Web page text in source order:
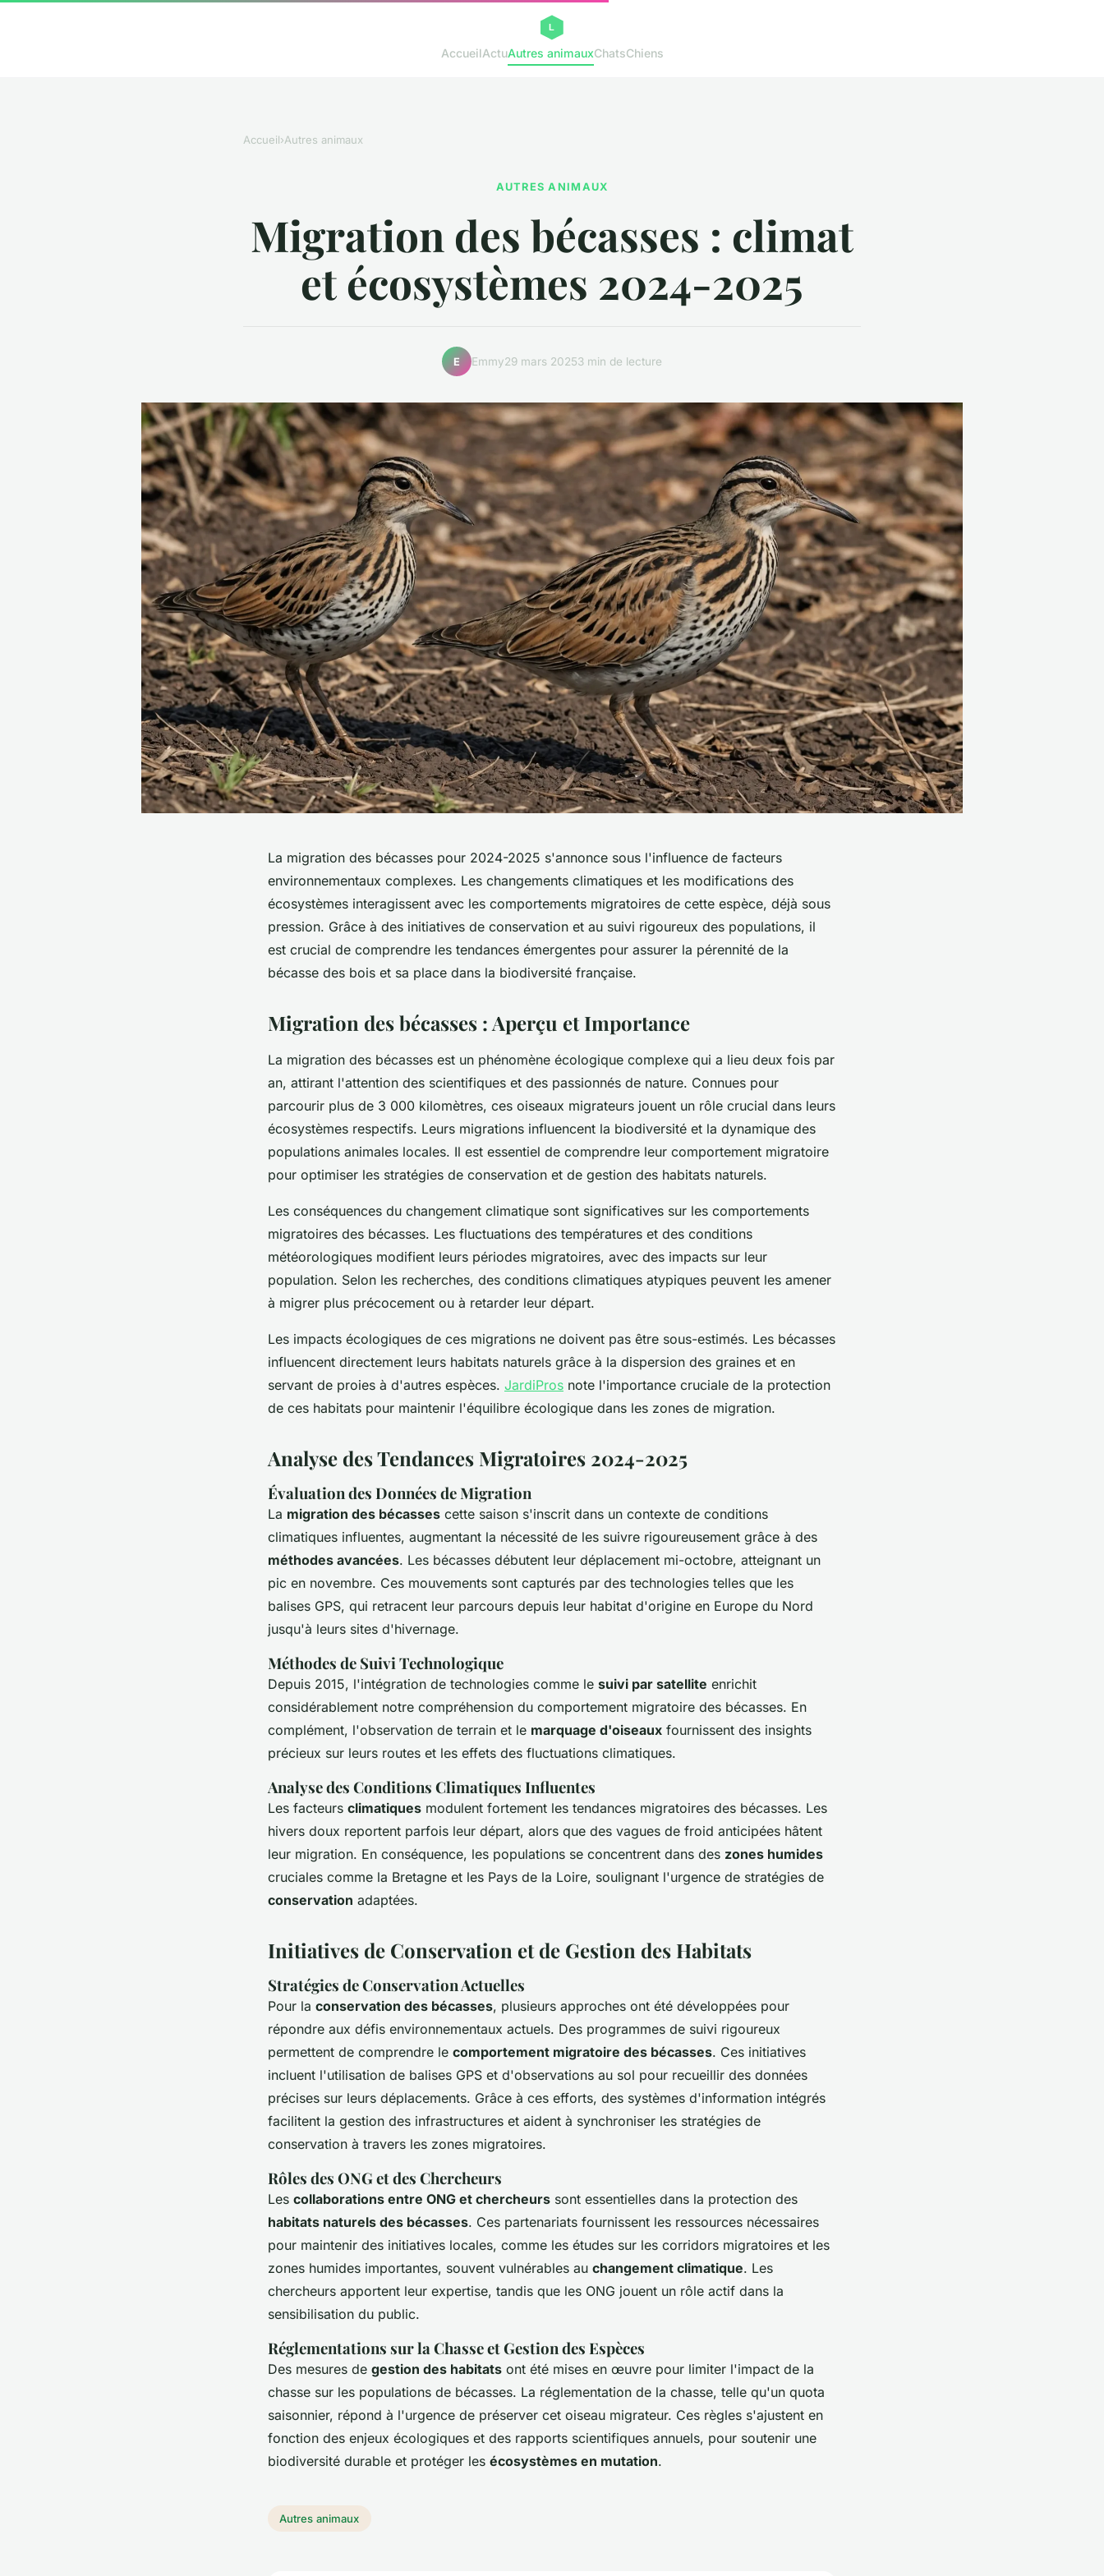
AccueilActuAutres animauxChatsChiens
Accueil›Autres animaux
AUTRES ANIMAUX
Migration des bécasses : climat
et écosystèmes 2024-2025
E Emmy29 mars 20253 min de lecture
La migration des bécasses pour 2024-2025 s'annonce sous l'influence de facteurs
environnementaux complexes. Les changements climatiques et les modifications des
écosystèmes interagissent avec les comportements migratoires de cette espèce, déjà sous
pression. Grâce à des initiatives de conservation et au suivi rigoureux des populations, il
est crucial de comprendre les tendances émergentes pour assurer la pérennité de la
bécasse des bois et sa place dans la biodiversité française.
Migration des bécasses : Aperçu et Importance
La migration des bécasses est un phénomène écologique complexe qui a lieu deux fois par
an, attirant l'attention des scientifiques et des passionnés de nature. Connues pour
parcourir plus de 3 000 kilomètres, ces oiseaux migrateurs jouent un rôle crucial dans leurs
écosystèmes respectifs. Leurs migrations influencent la biodiversité et la dynamique des
populations animales locales. Il est essentiel de comprendre leur comportement migratoire
pour optimiser les stratégies de conservation et de gestion des habitats naturels.
Les conséquences du changement climatique sont significatives sur les comportements
migratoires des bécasses. Les fluctuations des températures et des conditions
météorologiques modifient leurs périodes migratoires, avec des impacts sur leur
population. Selon les recherches, des conditions climatiques atypiques peuvent les amener
à migrer plus précocement ou à retarder leur départ.
Les impacts écologiques de ces migrations ne doivent pas être sous-estimés. Les bécasses
influencent directement leurs habitats naturels grâce à la dispersion des graines et en
servant de proies à d'autres espèces. JardiPros note l'importance cruciale de la protection
de ces habitats pour maintenir l'équilibre écologique dans les zones de migration.
Analyse des Tendances Migratoires 2024-2025
Évaluation des Données de Migration
La migration des bécasses cette saison s'inscrit dans un contexte de conditions
climatiques influentes, augmentant la nécessité de les suivre rigoureusement grâce à des
méthodes avancées. Les bécasses débutent leur déplacement mi-octobre, atteignant un
pic en novembre. Ces mouvements sont capturés par des technologies telles que les
balises GPS, qui retracent leur parcours depuis leur habitat d'origine en Europe du Nord
jusqu'à leurs sites d'hivernage.
Méthodes de Suivi Technologique
Depuis 2015, l'intégration de technologies comme le suivi par satellite enrichit
considérablement notre compréhension du comportement migratoire des bécasses. En
complément, l'observation de terrain et le marquage d'oiseaux fournissent des insights
précieux sur leurs routes et les effets des fluctuations climatiques.
Analyse des Conditions Climatiques Influentes
Les facteurs climatiques modulent fortement les tendances migratoires des bécasses. Les
hivers doux reportent parfois leur départ, alors que des vagues de froid anticipées hâtent
leur migration. En conséquence, les populations se concentrent dans des zones humides
cruciales comme la Bretagne et les Pays de la Loire, soulignant l'urgence de stratégies de
conservation adaptées.
Initiatives de Conservation et de Gestion des Habitats
Stratégies de Conservation Actuelles
Pour la conservation des bécasses, plusieurs approches ont été développées pour
répondre aux défis environnementaux actuels. Des programmes de suivi rigoureux
permettent de comprendre le comportement migratoire des bécasses. Ces initiatives
incluent l'utilisation de balises GPS et d'observations au sol pour recueillir des données
précises sur leurs déplacements. Grâce à ces efforts, des systèmes d'information intégrés
facilitent la gestion des infrastructures et aident à synchroniser les stratégies de
conservation à travers les zones migratoires.
Rôles des ONG et des Chercheurs
Les collaborations entre ONG et chercheurs sont essentielles dans la protection des
habitats naturels des bécasses. Ces partenariats fournissent les ressources nécessaires
pour maintenir des initiatives locales, comme les études sur les corridors migratoires et les
zones humides importantes, souvent vulnérables au changement climatique. Les
chercheurs apportent leur expertise, tandis que les ONG jouent un rôle actif dans la
sensibilisation du public.
Réglementations sur la Chasse et Gestion des Espèces
Des mesures de gestion des habitats ont été mises en œuvre pour limiter l'impact de la
chasse sur les populations de bécasses. La réglementation de la chasse, telle qu'un quota
saisonnier, répond à l'urgence de préserver cet oiseau migrateur. Ces règles s'ajustent en
fonction des enjeux écologiques et des rapports scientifiques annuels, pour soutenir une
biodiversité durable et protéger les écosystèmes en mutation.
Autres animaux